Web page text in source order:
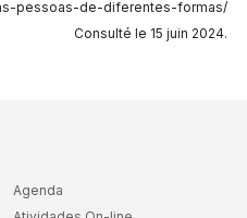
pessoas-de-diferentes-formas/
Consulté le 15 juin 2024.
Agenda